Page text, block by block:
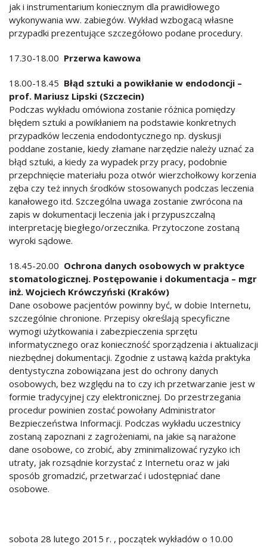
jak i instrumentarium koniecznym dla prawidłowego
wykonywania ww. zabiegów. Wykład wzbogacą własne
przypadki prezentujące szczegółowo podane procedury.
17.30-18.00 Przerwa kawowa
18.00-18.45 Błąd sztuki a powikłanie w endodoncji –
prof. Mariusz Lipski (Szczecin)
Podczas wykładu omówiona zostanie różnica pomiędzy
błędem sztuki a powikłaniem na podstawie konkretnych
przypadków leczenia endodontycznego np. dyskusji
poddane zostanie, kiedy złamane narzędzie należy uznać za
błąd sztuki, a kiedy za wypadek przy pracy, podobnie
przepchnięcie materiału poza otwór wierzchołkowy korzenia
zęba czy też innych środków stosowanych podczas leczenia
kanałowego itd. Szczególna uwaga zostanie zwrócona na
zapis w dokumentacji leczenia jak i przypuszczalną
interpretację biegłego/orzecznika. Przytoczone zostaną
wyroki sądowe.
18.45-20.00 Ochrona danych osobowych w praktyce
stomatologicznej. Postępowanie i dokumentacja – mgr
inż. Wojciech Krówczyński (Kraków)
Dane osobowe pacjentów powinny być, w dobie Internetu,
szczególnie chronione. Przepisy określają specyficzne
wymogi użytkowania i zabezpieczenia sprzętu
informatycznego oraz konieczność sporządzenia i aktualizacji
niezbędnej dokumentacji. Zgodnie z ustawą każda praktyka
dentystyczna zobowiązana jest do ochrony danych
osobowych, bez względu na to czy ich przetwarzanie jest w
formie tradycyjnej czy elektronicznej. Do przestrzegania
procedur powinien zostać powołany Administrator
Bezpieczeństwa Informacji. Podczas wykładu uczestnicy
zostaną zapoznani z zagrożeniami, na jakie są narażone
dane osobowe, co zrobić, aby zminimalizować ryzyko ich
utraty, jak rozsądnie korzystać z Internetu oraz w jaki
sposób gromadzić, przetwarzać i udostępniać dane
osobowe.
sobota 28 lutego 2015 r. , początek wykładów o 10.00